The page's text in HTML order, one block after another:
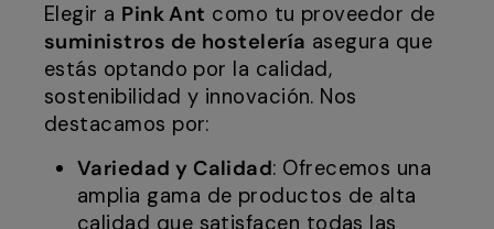
Elegir a Pink Ant como tu proveedor de
suministros de hostelería asegura que
estás optando por la calidad,
sostenibilidad y innovación. Nos
destacamos por:
Variedad y Calidad: Ofrecemos una
amplia gama de productos de alta